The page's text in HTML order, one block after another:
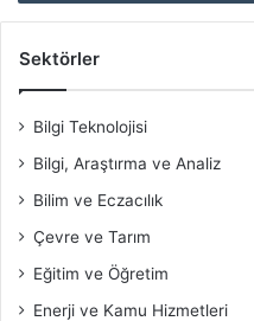
Sektörler
Bilgi Teknolojisi
Bilgi, Araştırma ve Analiz
Bilim ve Eczacılık
Çevre ve Tarım
Eğitim ve Öğretim
Enerji ve Kamu Hizmetleri